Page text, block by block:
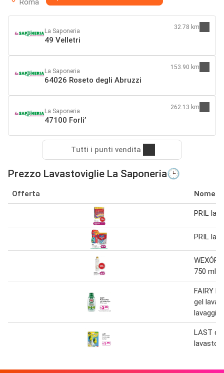
La Saponeria
49 Velletri
32.78 km
La Saponeria
64026 Roseto degli Abruzzi
153.90 km
La Saponeria
47100 Forli’
262.13 km
Tutti i punti vendita
Prezzo Lavastoviglie La Saponeria🕒
Offerta Nome
PRIL
PRIL
WEXÓR
750 ml
FAIRY
gel
lavaggi
LAST